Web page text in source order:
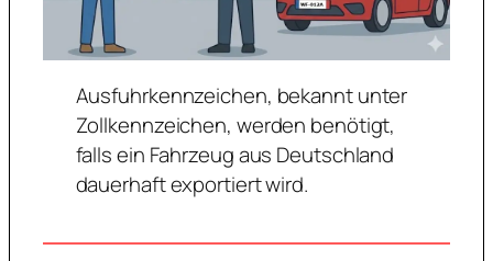
Ausfuhrkennzeichen, bekannt unter
Zollkennzeichen, werden benötigt,
falls ein Fahrzeug aus Deutschland
dauerhaft exportiert wird.